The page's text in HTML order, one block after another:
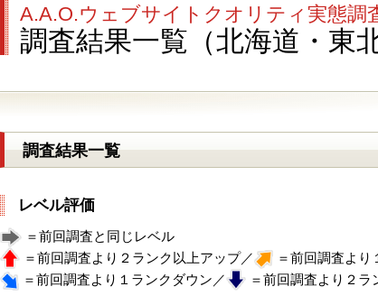
A.A.O.ウェブサイトクオリティ実態
調査結果一覧（北海道・東
調査結果一覧
レベル評価
＝前回調査と同じレベル
＝前回調査より２ランク以上アップ／
＝前回調査より
＝前回調査より１ランクダウン／
＝前回調査より２ラ